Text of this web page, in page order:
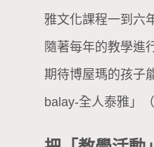
雅文化課程一到六
隨著每年的教學進
期待博屋瑪的孩子
balay-全人泰雅」